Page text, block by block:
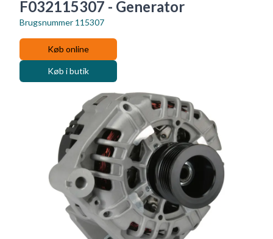
F032115307 - Generator
Brugsnummer 115307
Køb online
Køb i butik